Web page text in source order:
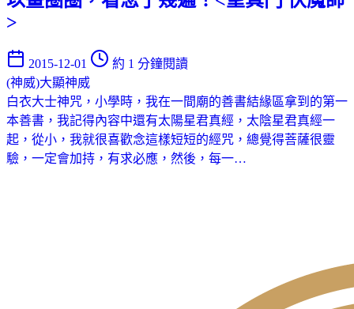
>
2015-12-01
約 1 分鐘閱讀
(神威)大顯神威
白衣大士神咒，小學時，我在一間廟的善書結緣區拿到的第一
本善書，我記得內容中還有太陽星君真經，太陰星君真經一
起，從小，我就很喜歡念這樣短短的經咒，總覺得菩薩很靈
驗，一定會加持，有求必應，然後，每一…